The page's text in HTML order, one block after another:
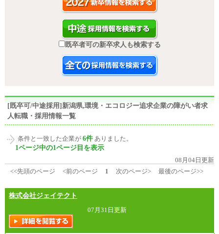
既卒者可の新卒求人も検索する
[既卒可/中途採用]新潟県,環境・エコロジー追求企業の障がい者求
人転職・採用情報一覧
条件と一致した企業が 6件 ありました。
1ページ中の1ページ目を表示
08月04日更新
<<先頭のページ
<前のページ 1 次のページ> 最後のページ>>
株式会社ジェイテクト
07月31日更新